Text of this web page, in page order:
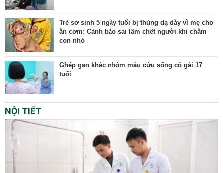
Trẻ sơ sinh 5 ngày tuổi bị thủng dạ dày vì mẹ cho
ăn cơm: Cảnh báo sai lầm chết người khi chăm
con nhỏ
Ghép gan khác nhóm máu cứu sống cô gái 17
tuổi
NỘI TIẾT